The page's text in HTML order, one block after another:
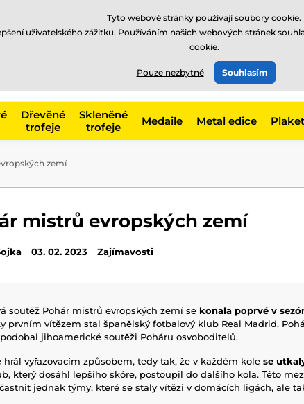
775 400 255
Zavolejte nám
Dřevěné
trofeje
Skleněné
trofeje
Medaile Metal edice
zemí
mistrů evropských zemí
03. 02. 2023 Zajímavosti
soutěž Pohár mistrů evropských zemí se konala poprvé v
prvním vítězem stal španělský fotbalový klub Real Madrid.
jihoamerické soutěži Poháru osvoboditelů.
hrál vyřazovacím způsobem, tedy tak, že v každém kole se
který dosáhl lepšího skóre, postoupil do dalšího kola. Této
jednak týmy, které se staly vítězi v domácích ligách, ale
Tyto webové stránky používají soubory cookie.
uživatelského zážitku. Používáním našich webových stránek
cookie.
Pouze nezbytné Souhlasím